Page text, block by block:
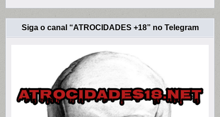
Siga o canal “ATROCIDADES +18” no Telegram